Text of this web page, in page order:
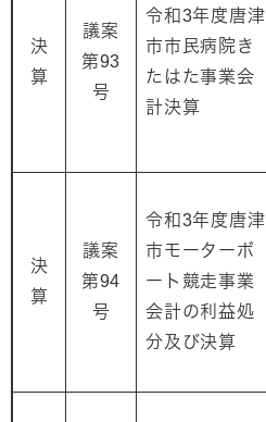
決
算
議案
第93
号
令和3年度唐津
市市民病院き
たはた事業会
計決算
決
算
議案
第94
号
令和3年度唐津
市モーターボ
ート競走事業
会計の利益処
分及び決算